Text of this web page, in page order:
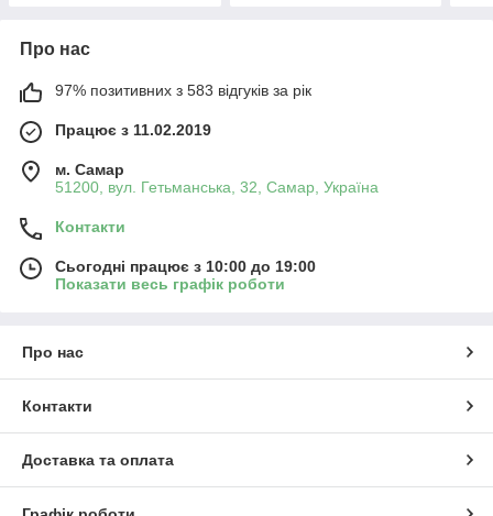
Про нас
97% позитивних з 583 відгуків за рік
Працює з 11.02.2019
м. Самар
51200, вул. Гетьманська, 32, Самар, Україна
Контакти
Сьогодні працює з 10:00 до 19:00
Показати весь графік роботи
Про нас
Контакти
Доставка та оплата